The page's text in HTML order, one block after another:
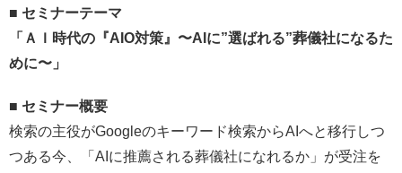
■ セミナーテーマ
「ＡＩ時代の『AIO対策』〜AIに”選ばれる”葬儀社になるた
めに〜」
■ セミナー概要
検索の主役がGoogleのキーワード検索からAIへと移行しつ
つある今、「AIに推薦される葬儀社になれるか」が受注を